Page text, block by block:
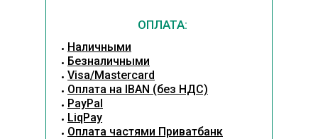
ОПЛАТА:
Наличными
Безналичными
Visa/Mastercard
Оплата на IBAN (без НДС)
PayPal
LiqPay
Оплата частями Приватбанк